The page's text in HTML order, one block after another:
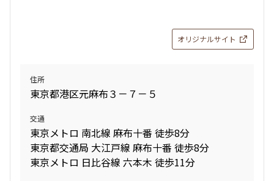
オリジナルサイト
住所
東京都港区元麻布３－７－５
交通
東京メトロ 南北線 麻布十番 徒歩8分
東京都交通局 大江戸線 麻布十番 徒歩8分
東京メトロ 日比谷線 六本木 徒歩11分